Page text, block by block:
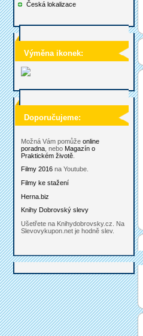
Česká lokalizace
Výměna ikonek:
Doporučujeme:
Možná Vám pomůže online
poradna , nebo Magazín o
Praktickém životě
Filmy 2016 na Youtube.
Filmy ke stažení
Herna.biz
Knihy Dobrovský slevy
Ušetřete na Knihydobrovsky.cz. Na
Slevovykupon.net je hodně slev.